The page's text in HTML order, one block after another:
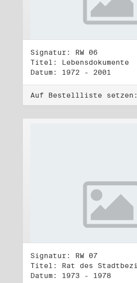
Signatur: RW 06
Titel: Lebensdokumente
Datum: 1972 - 2001
Auf Bestellliste setzen:
Signatur: RW 07
Datum: 1973 - 1978